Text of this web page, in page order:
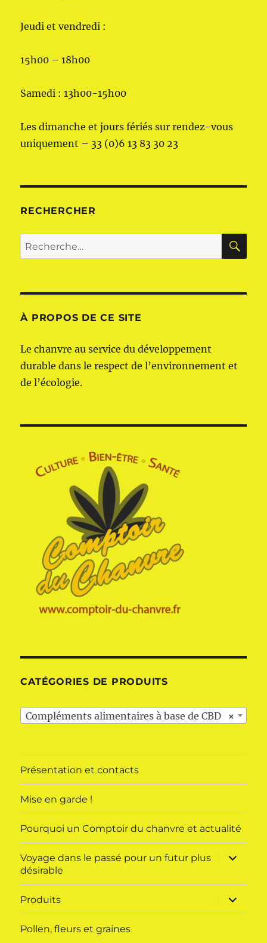
Jeudi et vendredi :
15h00 – 18h00
Samedi : 13h00-15h00
Les dimanche et jours fériés sur rendez-vous
uniquement – 33 (0)6 13 83 30 23
RECHERCHER
Recherche
pour :
À PROPOS DE CE SITE
Le chanvre au service du développement
durable dans le respect de l’environnement et
de l’écologie.
CATÉGORIES DE PRODUITS
×
Compléments alimentaires à base de CBD
Présentation et contacts
Mise en garde !
Pourquoi un Comptoir du chanvre et actualité
Voyage dans le passé pour un futur plus
désirable
ouvrir
le
menu
Produits
ouvrir
le
sous-
Pollen, fleurs et graines